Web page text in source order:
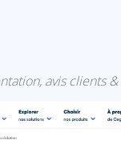
avis clients